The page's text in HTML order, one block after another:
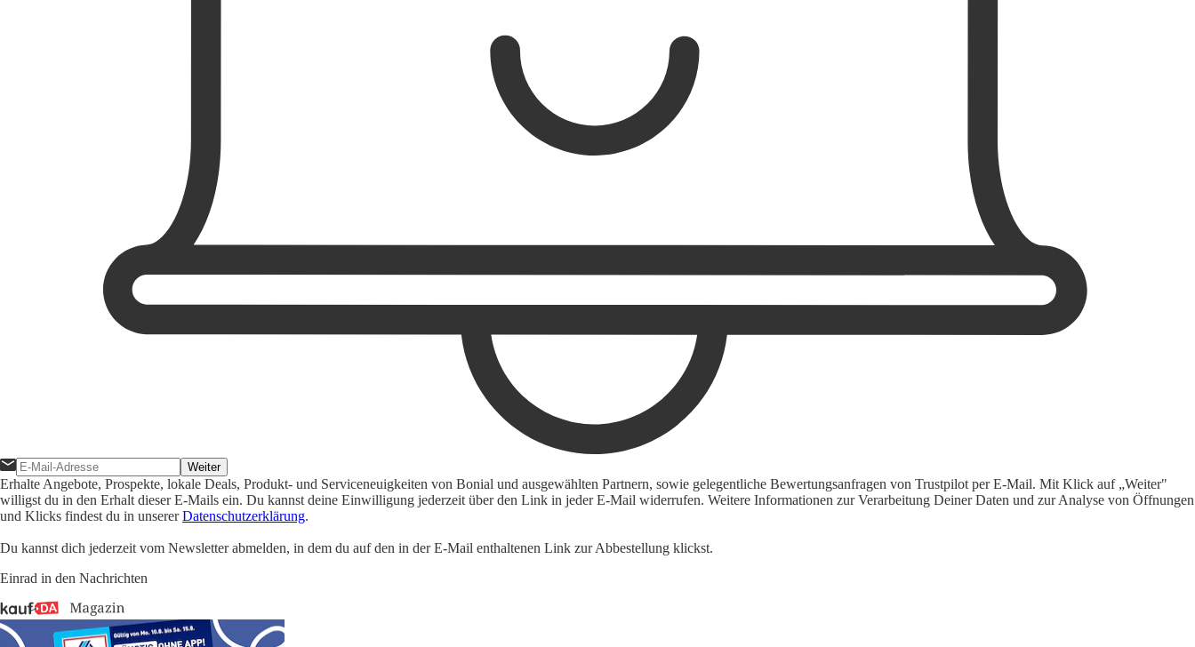
Weiter
Erhalte Angebote, Prospekte, lokale Deals, Produkt- und Serviceneuigkeiten von Bonial und ausgewählten Partnern, sowie gelegentliche Bewertungsanfragen von Trustpilot per E-Mail. Mit Klick auf „Weiter"
willigst du in den Erhalt dieser E-Mails ein. Du kannst deine Einwilligung jederzeit über den Link in jeder E-Mail widerrufen. Weitere Informationen zur Verarbeitung Deiner Daten und zur Analyse von Öffnungen
und Klicks findest du in unsererDatenschutzerklärung.
Du kannst dich jederzeit vom Newsletter abmelden, in dem du auf den in der E-Mail enthaltenen Link zur Abbestellung klickst.
Einrad in den Nachrichten